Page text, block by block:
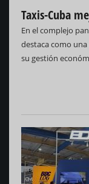
Taxis-Cuba
En el complejo
destaca como
su gestión